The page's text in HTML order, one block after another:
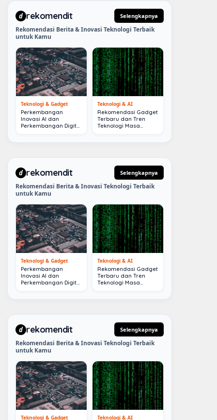
d rekomendit Selengkapnya
Rekomendasi Berita & Inovasi Teknologi Terbaik
untuk Kamu
Teknologi & Gadget
Perkembangan
Inovasi AI dan
Perkembangan Digital
Teknologi & AI
Rekomendasi Gadget
Terbaru dan Tren
Teknologi Masa
d rekomendit Selengkapnya
Rekomendasi Berita & Inovasi Teknologi Terbaik
untuk Kamu
Teknologi & Gadget
Perkembangan
Inovasi AI dan
Perkembangan Digital
Teknologi & AI
Rekomendasi Gadget
Terbaru dan Tren
Teknologi Masa
d rekomendit Selengkapnya
Rekomendasi Berita & Inovasi Teknologi Terbaik
untuk Kamu
Teknologi & Gadget Teknologi & AI